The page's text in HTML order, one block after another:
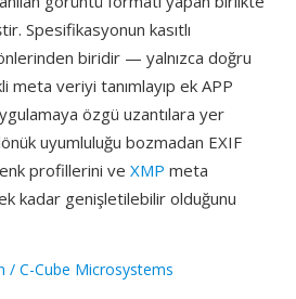
Spesifikasyonun kasıtlı
biridir — yalnızca doğru
meta veriyi tanımlayıp ek APP
özgü uzantılara yer
uyumluluğu bozmadan EXIF
profillerini ve XMP meta
kadar genişletilebilir olduğunu
/ C-Cube Microsystems